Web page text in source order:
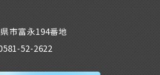
市富永194番地
52-2622